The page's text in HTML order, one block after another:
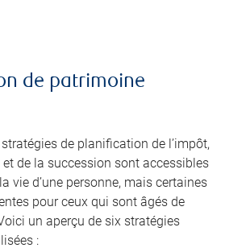
de patrimoine
de planification de l’impôt,
de la succession sont accessibles
vie d’une personne, mais certaines
pour ceux qui sont âgés de
un aperçu de six stratégies
: